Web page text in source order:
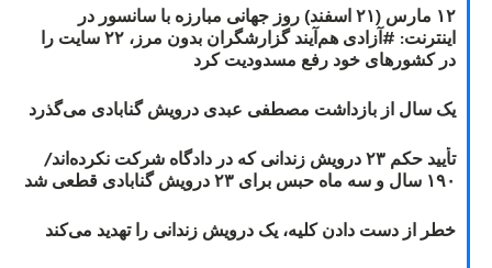
۱۲ مارس (۲۱ اسفند) روز جهانی مبارزه با سانسور در
اینترنت: #آزادی هم‌آیند گزارشگران‌ بدون مرز، ۲۲ سایت را
در کشورهای خود رفع مسدودیت کرد
یک سال از بازداشت مصطفی عبدی درویش گنابادی می‌گذرد
تأیید حکم ۲۳ درویش زندانی که در دادگاه شرکت نکرده‌اند/
۱۹۰ سال و سه ماه حبس برای ۲۳ درویش گنابادی قطعی شد
خطر از دست دادن کلیه، یک درویش زندانی را تهدید می‌کند